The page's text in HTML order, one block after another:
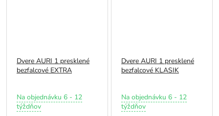
Dvere AURI 1 presklené
bezfalcové EXTRA
Priemerné
hodnotenie
Na objednávku 6 - 12
týždňov
Dvere AURI 1 presklené
bezfalcové KLASIK
Priemerné
hodnotenie
Na objednávku 6 - 12
týždňov